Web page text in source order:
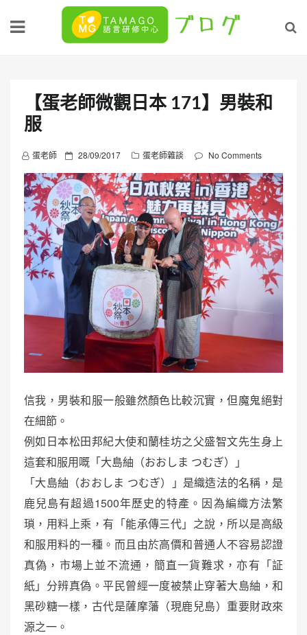
【蛋老師微觀日本 171】男裝和
服
蛋老師
P
o
s
t
e
d
n
28/09/2017 蛋老師雜談 No Comments
信我，男裝和服一般雖然顏色比較沉實，但魔鬼絕對
在細節。
例如日本松田邦紀大使和蘭桂坊之父盛智文先生身上
這套和服用嘅「大島紬（おおしま つむぎ）」
「大島紬（おおしま つむぎ）」是織造法的名稱，是
鹿兒島有超過1500年歷史的特產。因為編織方法繁
瑣，用料上乘，有「能承傳三代」之說，所以是高級
和服用料的一種。而且由於高價和普通人不容易認證
真偽，市場上並不流通，簡直一貨難求，亦有「証
紙」分辨真偽。平民曾經一度被禁止穿著大島紬，和
黑砂糖一樣，古代是薩摩藩（現鹿兒島）重要財政來
源之一。